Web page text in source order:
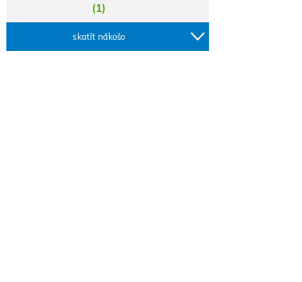
(1)
skatīt nākošo